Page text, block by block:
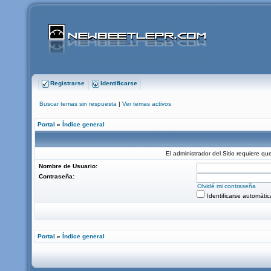
Registrarse Identificarse
Buscar temas sin respuesta | Ver temas activos
Portal » Índice general
El administrador del Sitio requiere
Nombre de Usuario:
Contraseña:
Olvidé mi contraseña
Identificarse
Portal » Índice general